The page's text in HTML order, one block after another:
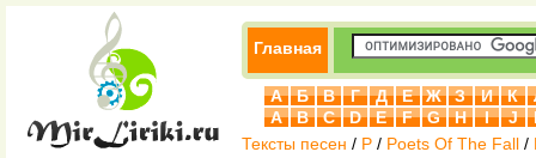
Главная
А Б В Г Д Е Ж З И К
A
B C D E F G H I J
Тексты песен / P / Poets Of The Fall /